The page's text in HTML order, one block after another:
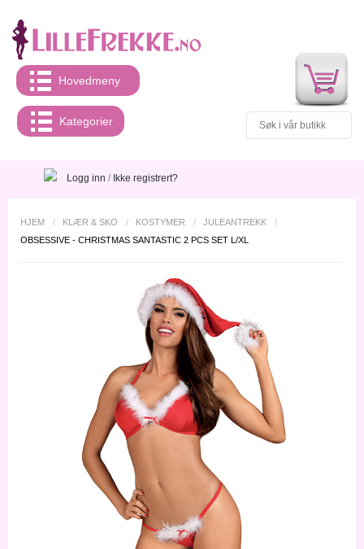
Hovedmeny
Kategorier
Logg inn / Ikke registrert?
HJEM / KLÆR & SKO / KOSTYMER / JULEANTREKK
/
OBSESSIVE - CHRISTMAS SANTASTIC 2 PCS SET L/XL